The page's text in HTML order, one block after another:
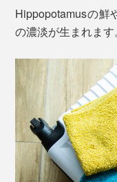
Hippopotamusの鮮
の濃淡が生まれます。